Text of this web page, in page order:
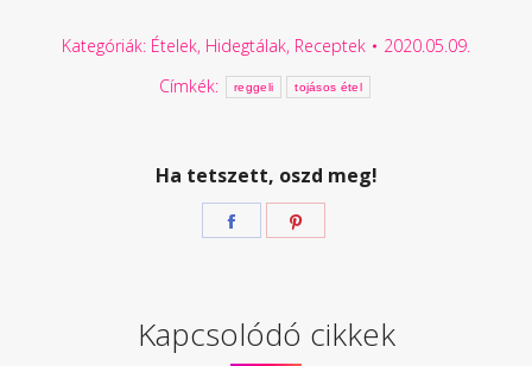
Kategóriák: Ételek, Hidegtálak, Receptek
2020.05.09.
Címkék:
reggeli tojásos étel
Ha tetszett, oszd meg!
Megosztás
Kapcsolódó cikkek